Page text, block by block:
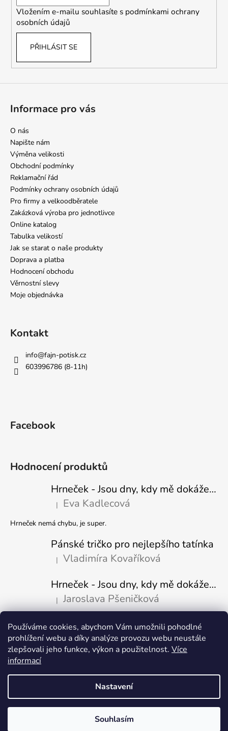
Používáme cookies, abychom Vám umožnili pohodlné
prohlížení webu a díky analýze provozu webu neustále
zlepšovali jeho funkce, výkon a použitelnost. Více
informací
Nastavení
Souhlasím
Vložením e-mailu souhlasíte s podmínkami ochrany
osobních údajů
PŘIHLÁSIT SE
Informace pro vás
O nás
Napište nám
Výměna velikosti
Obchodní podmínky
Reklamační řád
Podmínky ochrany osobních údajů
Pro firmy a velkoodběratele
Zakázková výroba pro jednotlivce
Online katalog
Tabulka velikostí
Jak se starat o naše produkty
Doprava a platba
Hodnocení obchodu
Věrnostní slevy
Moje objednávka
Kontakt
info@fajn-potisk.cz
603996786 (8-11h)
Facebook
Hodnocení produktů
Hrneček - Jsou dny, kdy mě dokáže nasrat i vzduch - Sova
Hodnocení produktu je 5 z 5 hvězdiček.
| Eva Kadlecová
Hrneček nemá chybu, je super.
Pánské tričko pro nejlepšího tatínka
Hodnocení produktu je 5 z 5 hvězdiček.
| Vladimíra Kovaříková
Hrneček - Jsou dny, kdy mě dokáže nasrat i vzduch-naštvaný pejsek
Hodnocení produktu je 5 z 5 hvězdiček.
| Jaroslava Pšeničková
Přijímáme online platby
Copyright 2026Fajn-potisk.cz. Všechna práva vyhrazena.Upravit
nastavení cookies